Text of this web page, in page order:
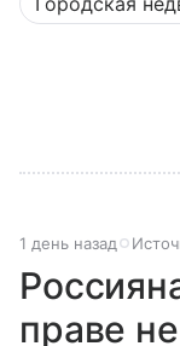
1 день назад
праве